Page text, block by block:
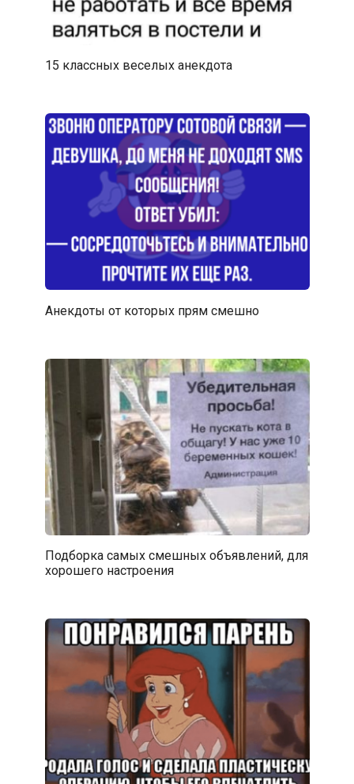
15 классных веселых анекдота
Анекдоты от которых прям смешно
Подборка самых смешных объявлений, для
хорошего настроения